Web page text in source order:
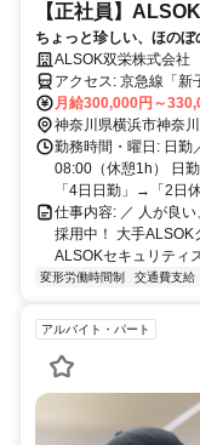
【正社員】
ちょっと珍しい、ほの
520万円／年間賞与実績
ALSOK双栄株式会社
アクセス: 京急線「新子安駅」より徒歩20分 ▼下記の営業所でも同時
募集中！▼ 1.鶴見営
所：横浜市中区錦町8
営業所：横須賀市夏
地2 6.NATC営業所：
南区麻溝台1-4-1
月給300,000円～
神奈川県横浜市神奈
勤務時間・曜日: 日勤
08:00（休憩1h） 日
「4日日勤」→「2日
仕事内容: ／ 人が良
採用中！ 大手ALSOK
ALSOKセキュリティ
変形労働時間制 交通費支給
アルバイト・パート